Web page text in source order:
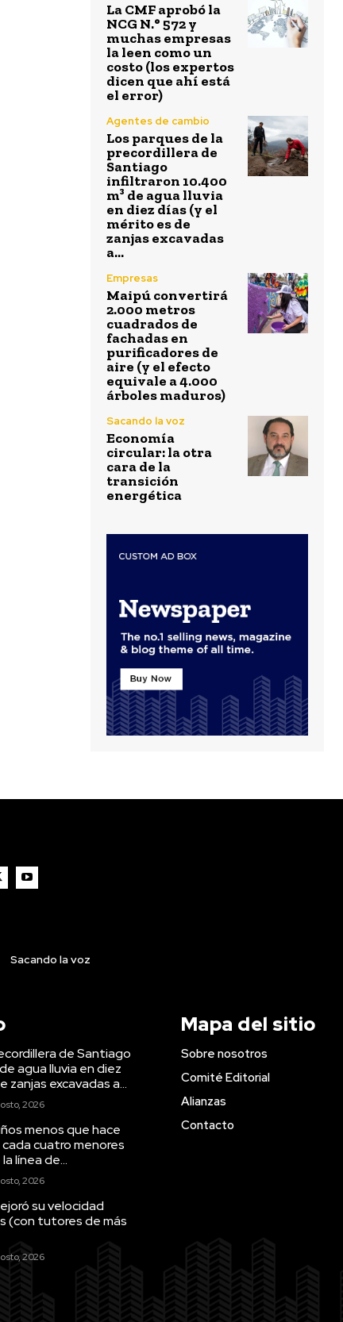
La CMF aprobó la
NCG N.° 572 y
muchas empresas
la leen como un
costo (los expertos
dicen que ahí está
el error)
Agentes de cambio
Los parques de la
precordillera de
Santiago
infiltraron 10.400
m³ de agua lluvia
en diez días (y el
mérito es de
zanjas excavadas
a...
Empresas
Maipú convertirá
2.000 metros
cuadrados de
fachadas en
purificadores de
aire (y el efecto
equivale a 4.000
árboles maduros)
Sacando la voz
Economía
circular: la otra
cara de la
transición
energética
Sacando la voz
de Santiago
agua lluvia en diez
zanjas excavadas a...
2026
menos que hace
cuatro menores
línea de...
2026
su velocidad
(con tutores de más
2026
Mapa del sitio
Sobre nosotros
Comité Editorial
Alianzas
Contacto